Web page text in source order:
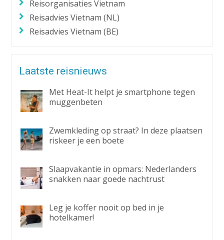
Reisorganisaties Vietnam
Reisadvies Vietnam (NL)
Reisadvies Vietnam (BE)
Laatste reisnieuws
Met Heat-It helpt je smartphone tegen
muggenbeten
Zwemkleding op straat? In deze plaatsen
riskeer je een boete
Slaapvakantie in opmars: Nederlanders
snakken naar goede nachtrust
Leg je koffer nooit op bed in je
hotelkamer!